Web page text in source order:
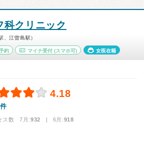
科クリニック
、江曽島駅）
約 マイナ受付 (スマホ可) 女医在籍
4.18
ス数 7月:932 | 6月:918